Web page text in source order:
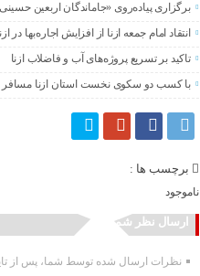
برگزاری پیاده‌روی «جاماندگان اربعین
انتقاد امام جمعه ازنا از افزایش اجاره‌بها در
تاکید بر تسریع پروژه‌های آب و فاضلاب ازنا
با کسب دو سکوی نخست استان ازنا
برچسب ها :
ناموجود
ارسال نظر شما
نظرات ارسال شده توسط شما، پس از